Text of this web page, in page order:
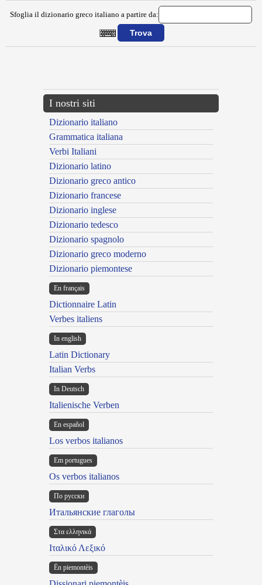
Sfoglia il dizionario greco italiano a partire da:
I nostri siti
Dizionario italiano
Grammatica italiana
Verbi Italiani
Dizionario latino
Dizionario greco antico
Dizionario francese
Dizionario inglese
Dizionario tedesco
Dizionario spagnolo
Dizionario greco moderno
Dizionario piemontese
En français
Dictionnaire Latin
Verbes italiens
In english
Latin Dictionary
Italian Verbs
In Deutsch
Italienische Verben
En español
Los verbos italianos
Em portugues
Os verbos italianos
По русски
Итальянские глаголы
Στα ελληνικά
Ιταλικό Λεξικό
Ën piemontèis